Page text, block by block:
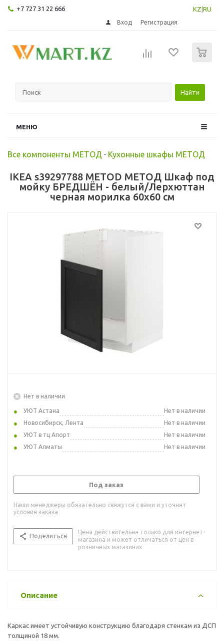
+7 727 31 22 666 KZ RU
Вход Регистрация
Найти
МЕНЮ
Все компоненты МЕТОД - Кухонные шкафы МЕТОД
IKEA s39297788 METOD МЕТОД Шкаф под
мойку БРЕДШЁН - белый/Лерхюттан
черная морилка 60x60 см
Нет в наличии
УЮТ Астана
Нет в наличии
Новосибирск, Лента
Нет в наличии
УЮТ в тц Апорт
Нет в наличии
УЮТ Алматы
Нет в наличии
Под заказ
Наши менеджеры обязательно свяжутся с вами и уточнят
условия заказа
Поделиться
Цена действительна только для интернет-
магазина и может отличаться от цен в
розничных магазинах
Описание
Каркас имеет устойчивую конструкцию благодаря стенкам из ДСП
толщиной 18 мм.